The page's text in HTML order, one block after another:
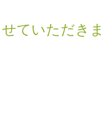
ていただきま